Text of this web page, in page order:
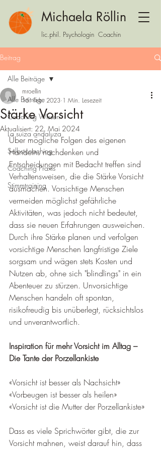
Michaela Röllin
lic.phil. Psychologin Coachin
Beitrag
Alle Beiträge
Coaching Wissen
La suiza andaluza
Selbstcoaching
Coaching Praxis
Stimmtraining
Alle Beiträge
Stärke Vorsicht
mroellin
15. Feb. 2023 1 Min. Lesezeit
Aktualisiert: 22. Mai 2024
Über mögliche Folgen des eigenen
Handelns nachdenken und
Entscheidungen mit Bedacht treffen sind
Verhaltensweisen, die die Stärke Vorsicht
ausmachen. Vorsichtige Menschen
vermeiden möglichst gefährliche
Aktivitäten, was jedoch nicht bedeutet,
dass sie neuen Erfahrungen ausweichen.
Durch ihre Stärke planen und verfolgen
vorsichtige Menschen langfristige Ziele
sorgsam und wägen stets Kosten und
Nutzen ab, ohne sich "blindlings" in ein
Abenteuer zu stürzen. Unvorsichtige
Menschen handeln oft spontan,
risikofreudig bis unüberlegt, rücksichtslos
und unverantwortlich.
Inspiration für mehr Vorsicht im Alltag –
Die Tante der Porzellankiste
«Vorsicht ist besser als Nachsicht»
«Vorbeugen ist besser als heilen»
«Vorsicht ist die Mutter der Porzellankiste»
Dass es viele Sprichwörter gibt, die zur
Vorsicht mahnen, weist darauf hin, dass